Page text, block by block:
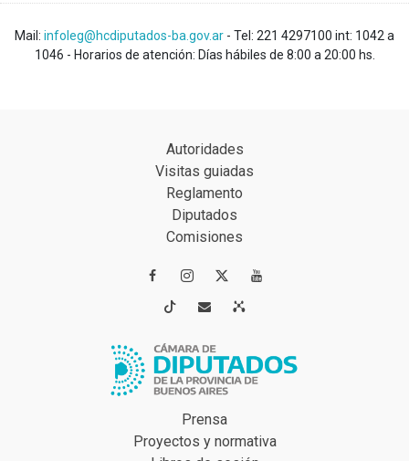
Mail: infoleg@hcdiputados-ba.gov.ar - Tel: 221 4297100 int: 1042 a
1046 - Horarios de atención: Días hábiles de 8:00 a 20:00 hs.
Autoridades
Visitas guiadas
Reglamento
Diputados
Comisiones
 
 
Prensa
Proyectos y normativa